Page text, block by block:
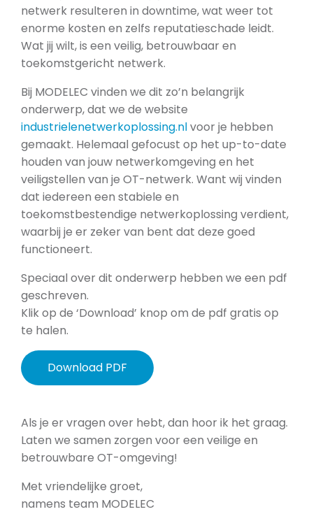
netwerk resulteren in downtime, wat weer tot
enorme kosten en zelfs reputatieschade leidt.
Wat jij wilt, is een veilig, betrouwbaar en
toekomstgericht netwerk.
Bij MODELEC vinden we dit zo’n belangrijk
onderwerp, dat we de website
industrielenetwerkoplossing.nlvoor je hebben
gemaakt. Helemaal gefocust op het up-to-date
houden van jouw netwerkomgeving en het
veiligstellen van je OT-netwerk. Want wij vinden
dat iedereen een stabiele en
toekomstbestendige netwerkoplossing verdient,
waarbij je er zeker van bent dat deze goed
functioneert.
Speciaal over dit onderwerp hebben we een pdf
geschreven.
Klik op de ‘Download’ knop om de pdf gratis op
te halen.
Download PDF
Als je er vragen over hebt, dan hoor ik het graag.
Laten we samen zorgen voor een veilige en
betrouwbare OT-omgeving!
Met vriendelijke groet,
namens team MODELEC